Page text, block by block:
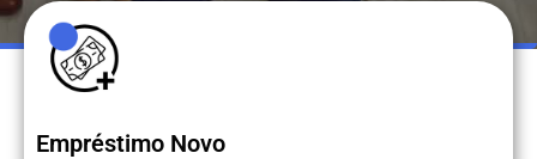
Empréstimo Novo